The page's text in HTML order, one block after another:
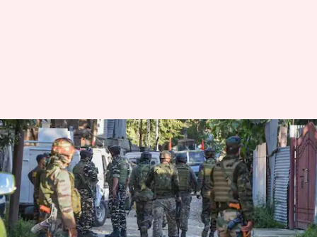
जम्मू-कश्मीर: सेना ने पुंछ में घुसपैठ
की कोशिश नाकाम की, एक
पाकिस्तानी आतंकी ढेर
लेखन मुकुल तोमर Nov 26, 2021 11:25 am